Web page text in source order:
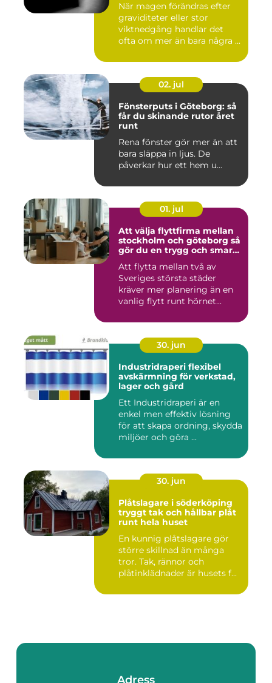
När magen förändras efter
graviditeter eller stor
viktnedgång handlar det
ofta om mer än bara några ...
02. jul
Fönsterputs i Göteborg: så
får du skinande rutor året
runt
Rena fönster gör mer än att
bara släppa in ljus. De
påverkar hur ett hem u...
01. jul
Att välja flyttfirma mellan
stockholm och göteborg så
gör du en trygg och smart
Att flytta mellan två av
Sveriges största städer
kräver mer planering än en
vanlig flytt runt hörnet...
30. jun
Industridraperi flexibel
avskärmning för verkstad,
lager och gård
Ett Industridraperi är en
enkel men effektiv lösning
för att skapa ordning, skydda
miljöer och göra ...
30. jun
Plåtslagare i söderköping
tryggt tak och hållbar plåt
runt hela huset
En kunnig plåtslagare gör
större skillnad än många
tror. Tak, rännor och
plåtinklädnader är husets f...
Adress